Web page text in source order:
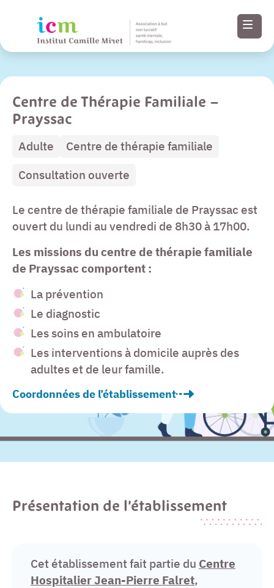
Menu
Paramètres
Pied de page
Centre de Thérapie Familiale –
Prayssac
Adulte
Centre de thérapie familiale
Consultation ouverte
Le centre de thérapie familiale de Prayssac est
ouvert du lundi au vendredi de 8h30 à 17h00.
Les missions du centre de thérapie familiale
de Prayssaccomportent :
La prévention
Le diagnostic
Les soins en ambulatoire
Les interventions à domicile auprès des
adultes et de leur famille.
Coordonnées de l’établissement
Présentation de l’établissement
Cet établissement fait partie du Centre
Hospitalier Jean-Pierre Falret,